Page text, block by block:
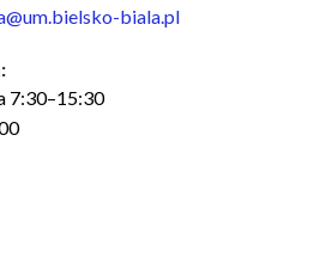
biala.pl
7:30–15:30